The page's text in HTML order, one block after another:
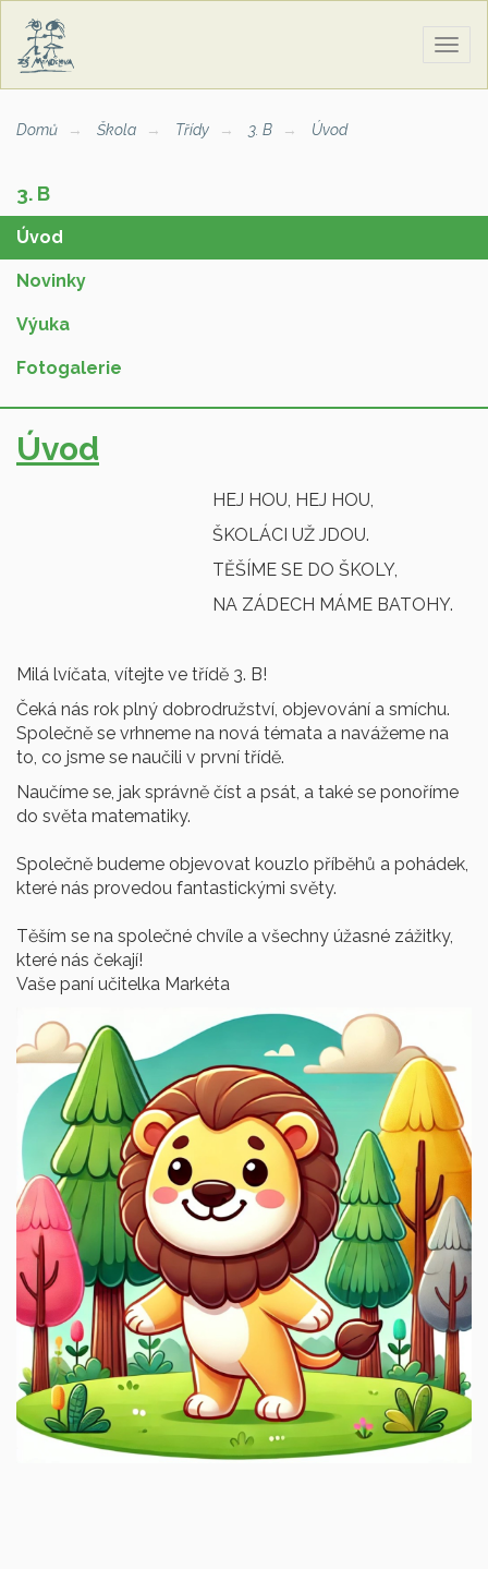
Domů Škola Třídy 3. B Úvod
3. B
Úvod
Novinky
Výuka
Fotogalerie
Úvod
HEJ HOU, HEJ HOU,
ŠKOLÁCI UŽ JDOU.
TĚŠÍME SE DO ŠKOLY,
NA ZÁDECH MÁME BATOHY.
Milá lvíčata, vítejte ve třídě 3. B!
Čeká nás rok plný dobrodružství, objevování a smíchu.
Společně se vrhneme na nová témata a navážeme na
to, co jsme se naučili v první třídě.
Naučíme se, jak správně číst a psát, a také se ponoříme
do světa matematiky.
Společně budeme objevovat kouzlo příběhů a pohádek,
které nás provedou fantastickými světy.
Těším se na společné chvíle a všechny úžasné zážitky,
které nás čekají!
Vaše paní učitelka Markéta